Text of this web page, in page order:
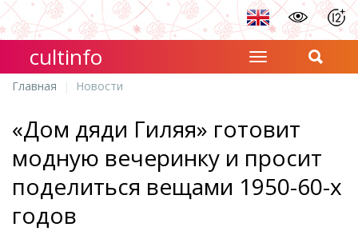
cultinfo
Главная Новости
«Дом дяди Гиляя» готовит
модную вечеринку и просит
поделиться вещами 1950-60-х
годов